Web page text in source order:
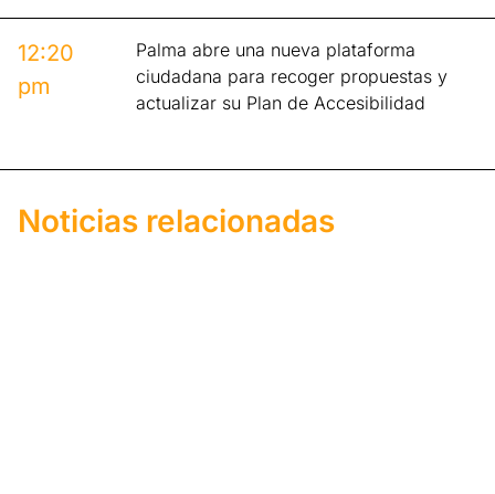
12:20
pm
Palma abre una nueva plataforma
ciudadana para recoger propuestas y
actualizar su Plan de Accesibilidad
Noticias relacionadas